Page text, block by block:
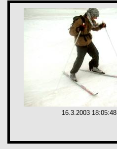
16.3.2003 18:05:48